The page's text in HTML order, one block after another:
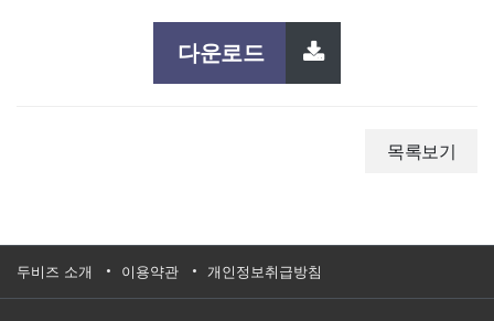
다운로드
목록보기
두비즈 소개 이용약관 개인정보취급방침